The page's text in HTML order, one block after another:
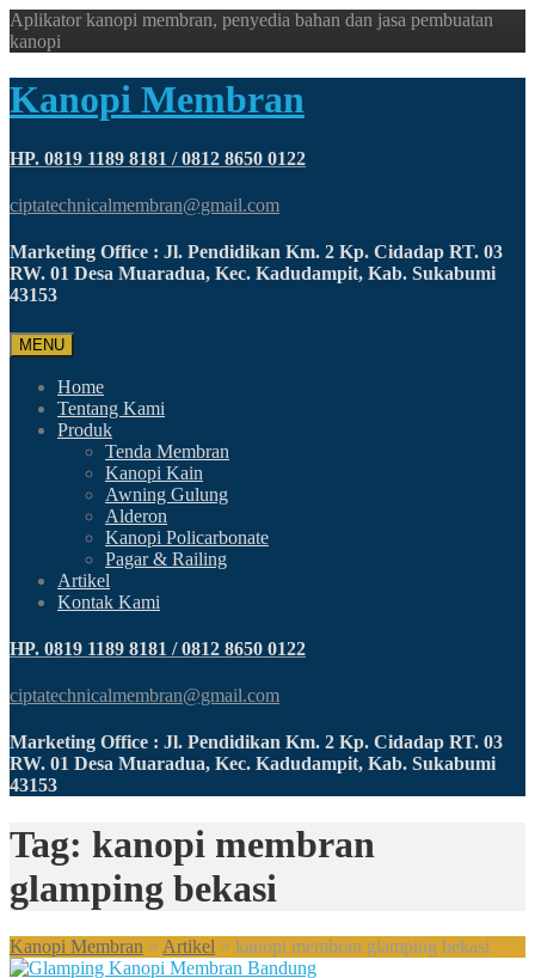
Aplikator kanopi membran, penyedia bahan dan jasa pembuatan
kanopi
Kanopi Membran
HP. 0819 1189 8181 / 0812 8650 0122
ciptatechnicalmembran@gmail.com
Marketing Office : Jl. Pendidikan Km. 2 Kp. Cidadap RT. 03
RW. 01 Desa Muaradua, Kec. Kadudampit, Kab. Sukabumi
43153
MENU
Home
Tentang Kami
Produk
Tenda Membran
Kanopi Kain
Awning Gulung
Alderon
Kanopi Policarbonate
Pagar & Railing
Artikel
Kontak Kami
HP. 0819 1189 8181 / 0812 8650 0122
ciptatechnicalmembran@gmail.com
Marketing Office : Jl. Pendidikan Km. 2 Kp. Cidadap RT. 03
RW. 01 Desa Muaradua, Kec. Kadudampit, Kab. Sukabumi
43153
Tag: kanopi membran
glamping bekasi
Kanopi Membran > Artikel > kanopi membran glamping bekasi